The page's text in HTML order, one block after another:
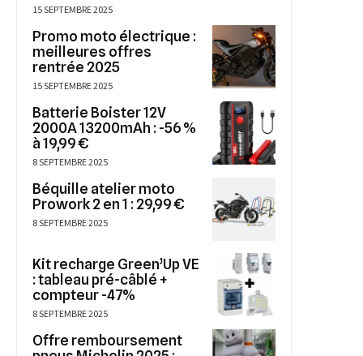
15 SEPTEMBRE 2025
Promo moto électrique :
meilleures offres
rentrée 2025
15 SEPTEMBRE 2025
Batterie Boister 12V
2000A 13200mAh : -56 %
à 19,99 €
8 SEPTEMBRE 2025
Béquille atelier moto
Prowork 2 en 1 : 29,99 €
8 SEPTEMBRE 2025
Kit recharge Green’Up VE
: tableau pré-câblé +
compteur -47%
8 SEPTEMBRE 2025
Offre remboursement